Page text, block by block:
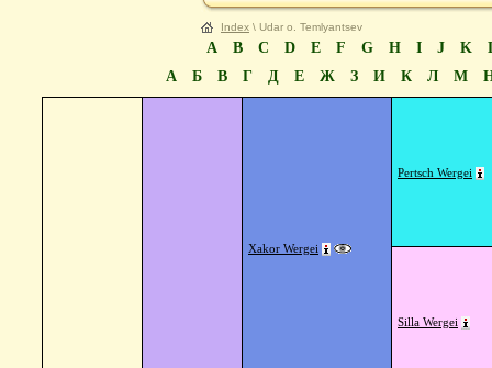
Index \ Udar o. Temlyantsev
A B C D E F G H I J K
А
Б В Г Д Е Ж З И К Л М
Xakor Wergei
Pertsch Wergei
Silla Wergei